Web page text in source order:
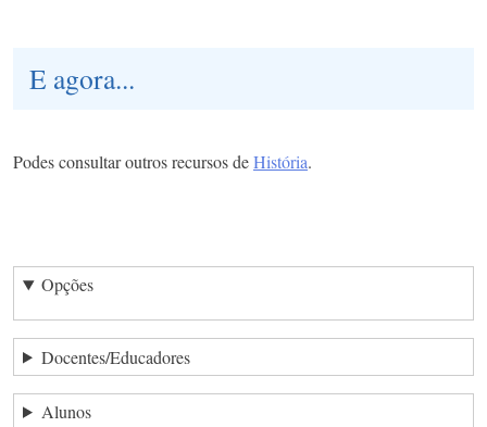
E agora...
Podes consultar outros recursos deHistória.
Opções
Docentes/Educadores
Alunos